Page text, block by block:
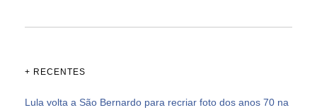
+ RECENTES
Lula volta a São Bernardo para recriar foto dos anos 70 na